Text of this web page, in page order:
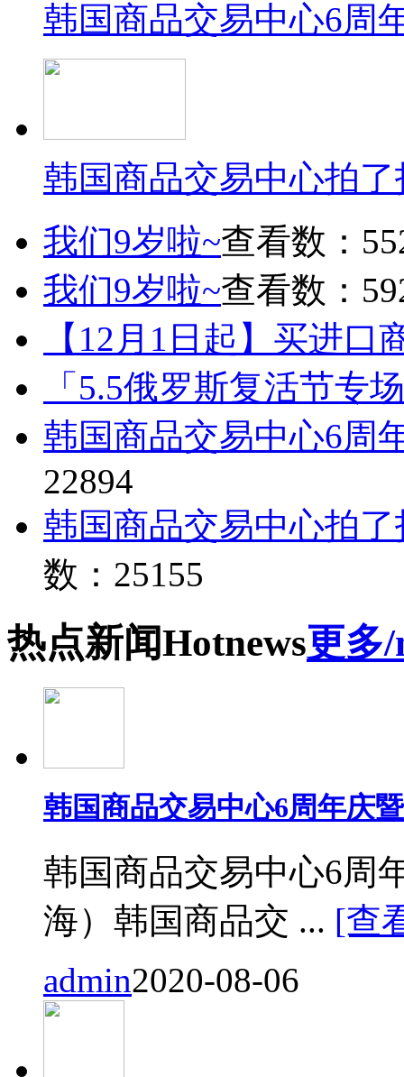
韩国商品交易中心6周
韩国商品交易中心拍
我们9岁啦~查看数：
我们9岁啦~查看数：
【12月1日起】买进口
「5.5俄罗斯复活节专
韩国商品交易中心6周
22894
韩国商品交易中心拍
数：25155
热点新闻Hotnews更多
韩国商品交易中心6周年庆
韩国商品交易中心6周
海）韩国商品交 ... [查
admin2020-08-06